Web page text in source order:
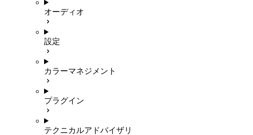
オーディオ
設定
カラーマネジメント
プラグイン
テクニカルアドバイザリ